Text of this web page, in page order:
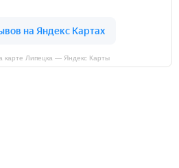
карте Липецка — Яндекс Карты